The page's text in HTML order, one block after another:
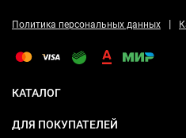
Политика персональных данных |
КАТАЛОГ
ДЛЯ ПОКУПАТЕЛЕЙ